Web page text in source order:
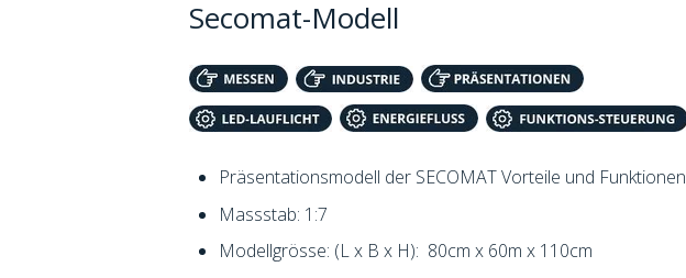
Secomat-Modell
Präsentationsmodell der SECOMAT Vorteile und Funktionen
Massstab: 1:7
Modellgrösse: (L x B x H): 80cm x 60m x 110cm